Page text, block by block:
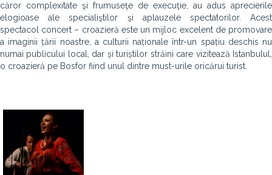
căror complexitate şi frumuseţe de execuţie, au adus aprecierile
elogioase ale specialiştilor şi aplauzele spectatorilor. Acest
spectacol concert – croazieră este un mijloc excelent de promovare
a imaginii țării noastre, a culturii naționale într-un spațiu deschis nu
numai publicului local, dar și turiștilor străini care vizitează Istanbulul,
o croazieră pe Bosfor fiind unul dintre must-urile oricărui turist.